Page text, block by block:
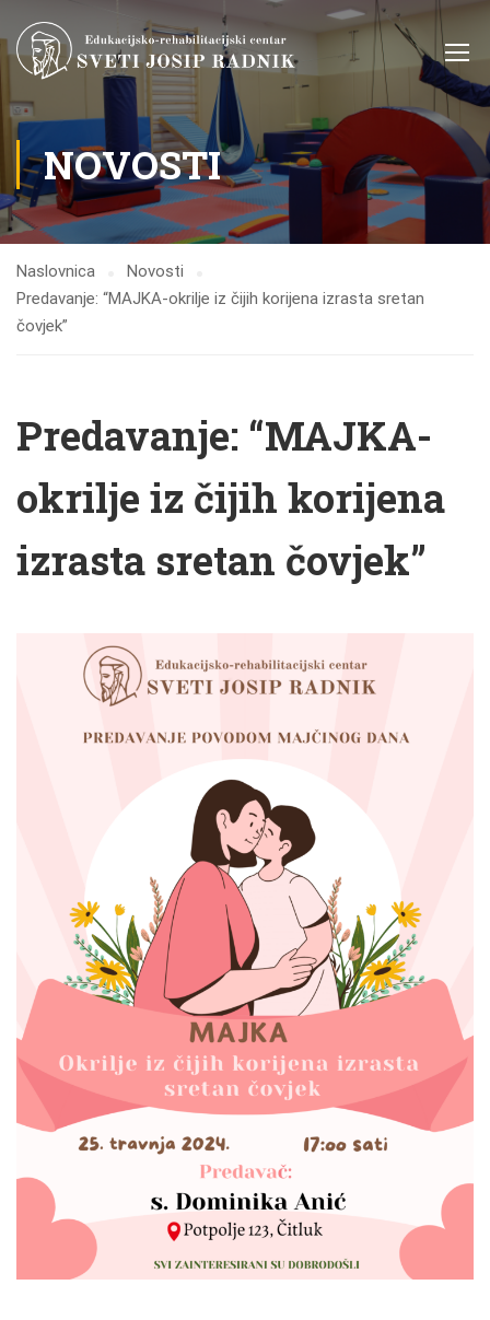
NOVOSTI
Naslovnica
Novosti
Predavanje: “MAJKA-okrilje iz čijih korijena izrasta sretan
čovjek”
Predavanje: “MAJKA-
okrilje iz čijih korijena
izrasta sretan čovjek”